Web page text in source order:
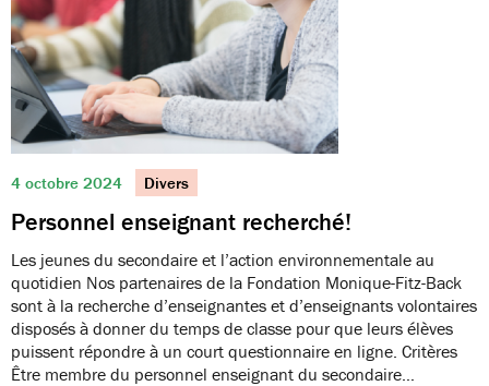
4 octobre 2024 Divers
Personnel enseignant recherché!
Les jeunes du secondaire et l’action environnementale au
quotidien Nos partenaires de la Fondation Monique-Fitz-Back
sont à la recherche d’enseignantes et d’enseignants volontaires
disposés à donner du temps de classe pour que leurs élèves
puissent répondre à un court questionnaire en ligne. Critères
Être membre du personnel enseignant du secondaire…